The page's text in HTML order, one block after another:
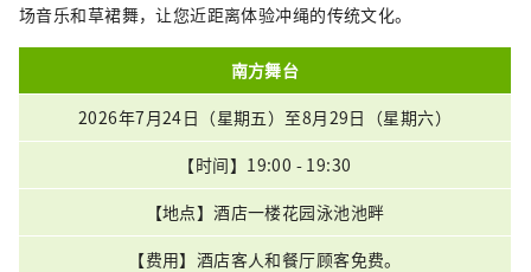
场音乐和草裙舞，让您近距离体验冲绳的传统文化。
南方舞台
2026年7月24日（星期五）至8月29日（星期六）
【时间】19:00 - 19:30
【地点】酒店一楼花园泳池池畔
【费用】酒店客人和餐厅顾客免费。